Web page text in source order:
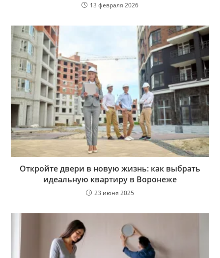
13 февраля 2026
Откройте двери в новую жизнь: как выбрать
идеальную квартиру в Воронеже
23 июня 2025